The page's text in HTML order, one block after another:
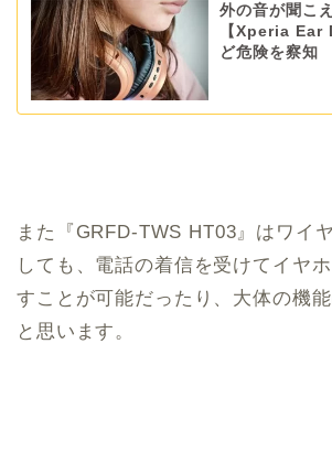
外の音が聞こ
【Xperia Ear
ど危険を察知
また『GRFD-TWS HT03』はワイ
しても、電話の着信を受けてイヤ
すことが可能だったり、大体の機
と思います。